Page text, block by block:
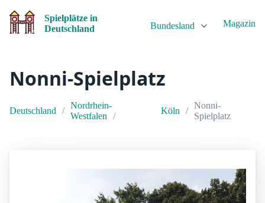
Spielplätze in
Deutschland
Bundesland Magazin
Nonni-Spielplatz
Deutschland
Nordrhein-
Westfalen
Köln
Nonni-
Spielplatz